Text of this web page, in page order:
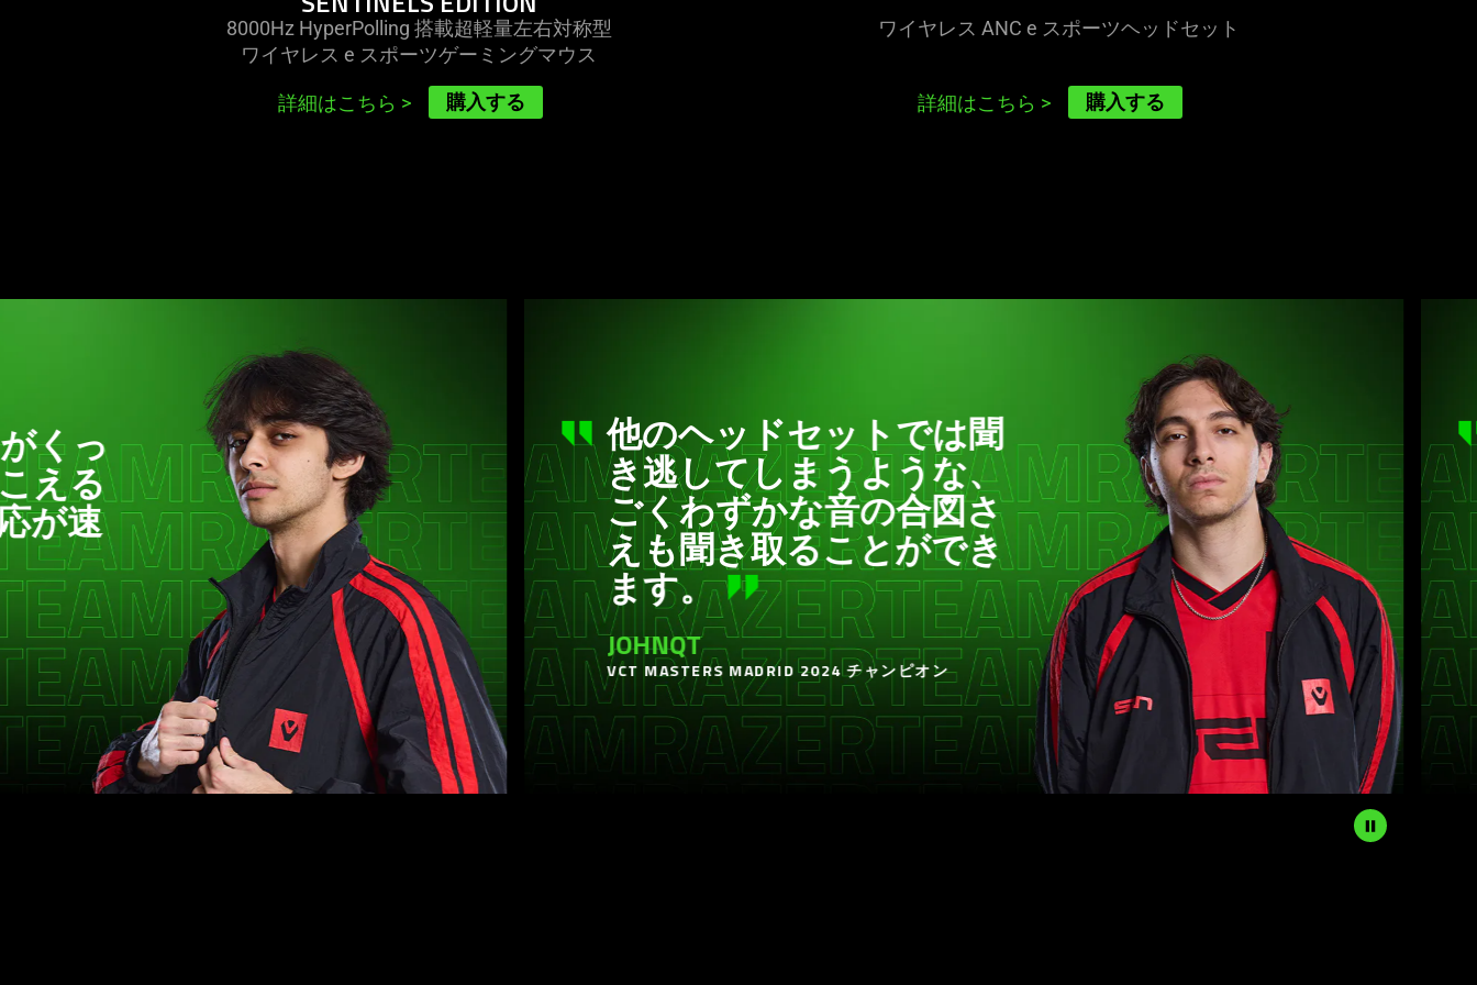
8000Hz HyperPolling 搭載超軽量左右対称型
ワイヤレス e スポーツゲーミングマウス
詳細はこちら > 購入する
ワイヤレス ANC e スポーツヘッドセ ット
詳細はこちら > 購入する
panning
animation.
Use
the
and
Pause
button
to
and
stop
他のヘッドセットでは聞
き逃してしまうような、
ごくわずかな音の合図さ
えも聞き取ることができ
ます 。
JOHNQT
VCT MASTERS MADRID 2024 チャンピオン
このヘッ
に音質を
ではあり
ーマンス
てくれま
IMPACT
2013 年度